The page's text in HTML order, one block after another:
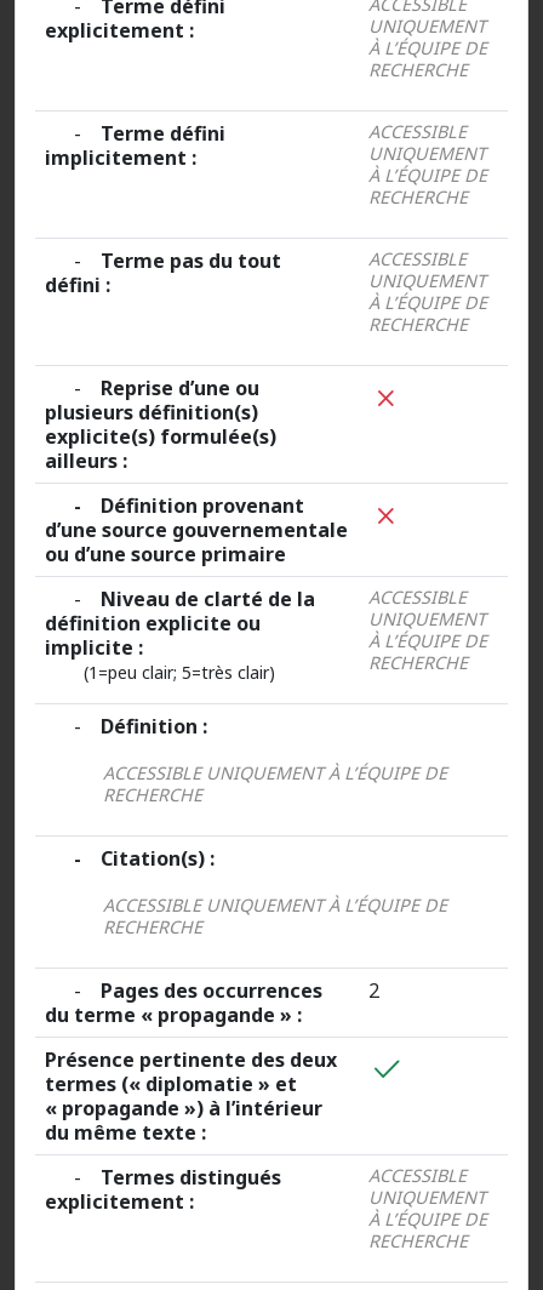
- Terme défini
explicitement :
UNIQUEMENT
À L’ÉQUIPE DE
RECHERCHE
- Terme défini
implicitement :
ACCESSIBLE
UNIQUEMENT
À L’ÉQUIPE DE
RECHERCHE
- Terme pas du tout
défini :
ACCESSIBLE
UNIQUEMENT
À L’ÉQUIPE DE
RECHERCHE
- Reprise d’une ou
plusieurs définition(s)
explicite(s) formulée(s)
ailleurs :
- Définition provenant
d’une source gouvernementale
ou d’une source primaire
- Niveau de clarté de la
définition explicite ou
implicite :
(1=peu clair; 5=très clair)
ACCESSIBLE
UNIQUEMENT
À L’ÉQUIPE DE
RECHERCHE
- Définition :
ACCESSIBLE UNIQUEMENT À L’ÉQUIPE DE
RECHERCHE
- Citation(s) :
ACCESSIBLE UNIQUEMENT À L’ÉQUIPE DE
RECHERCHE
- Pages des occurrences
du terme « propagande » :
2
Présence pertinente des deux
termes (« diplomatie » et
« propagande ») à l’intérieur
du même texte :
- Termes distingués
explicitement :
ACCESSIBLE
UNIQUEMENT
À L’ÉQUIPE DE
RECHERCHE